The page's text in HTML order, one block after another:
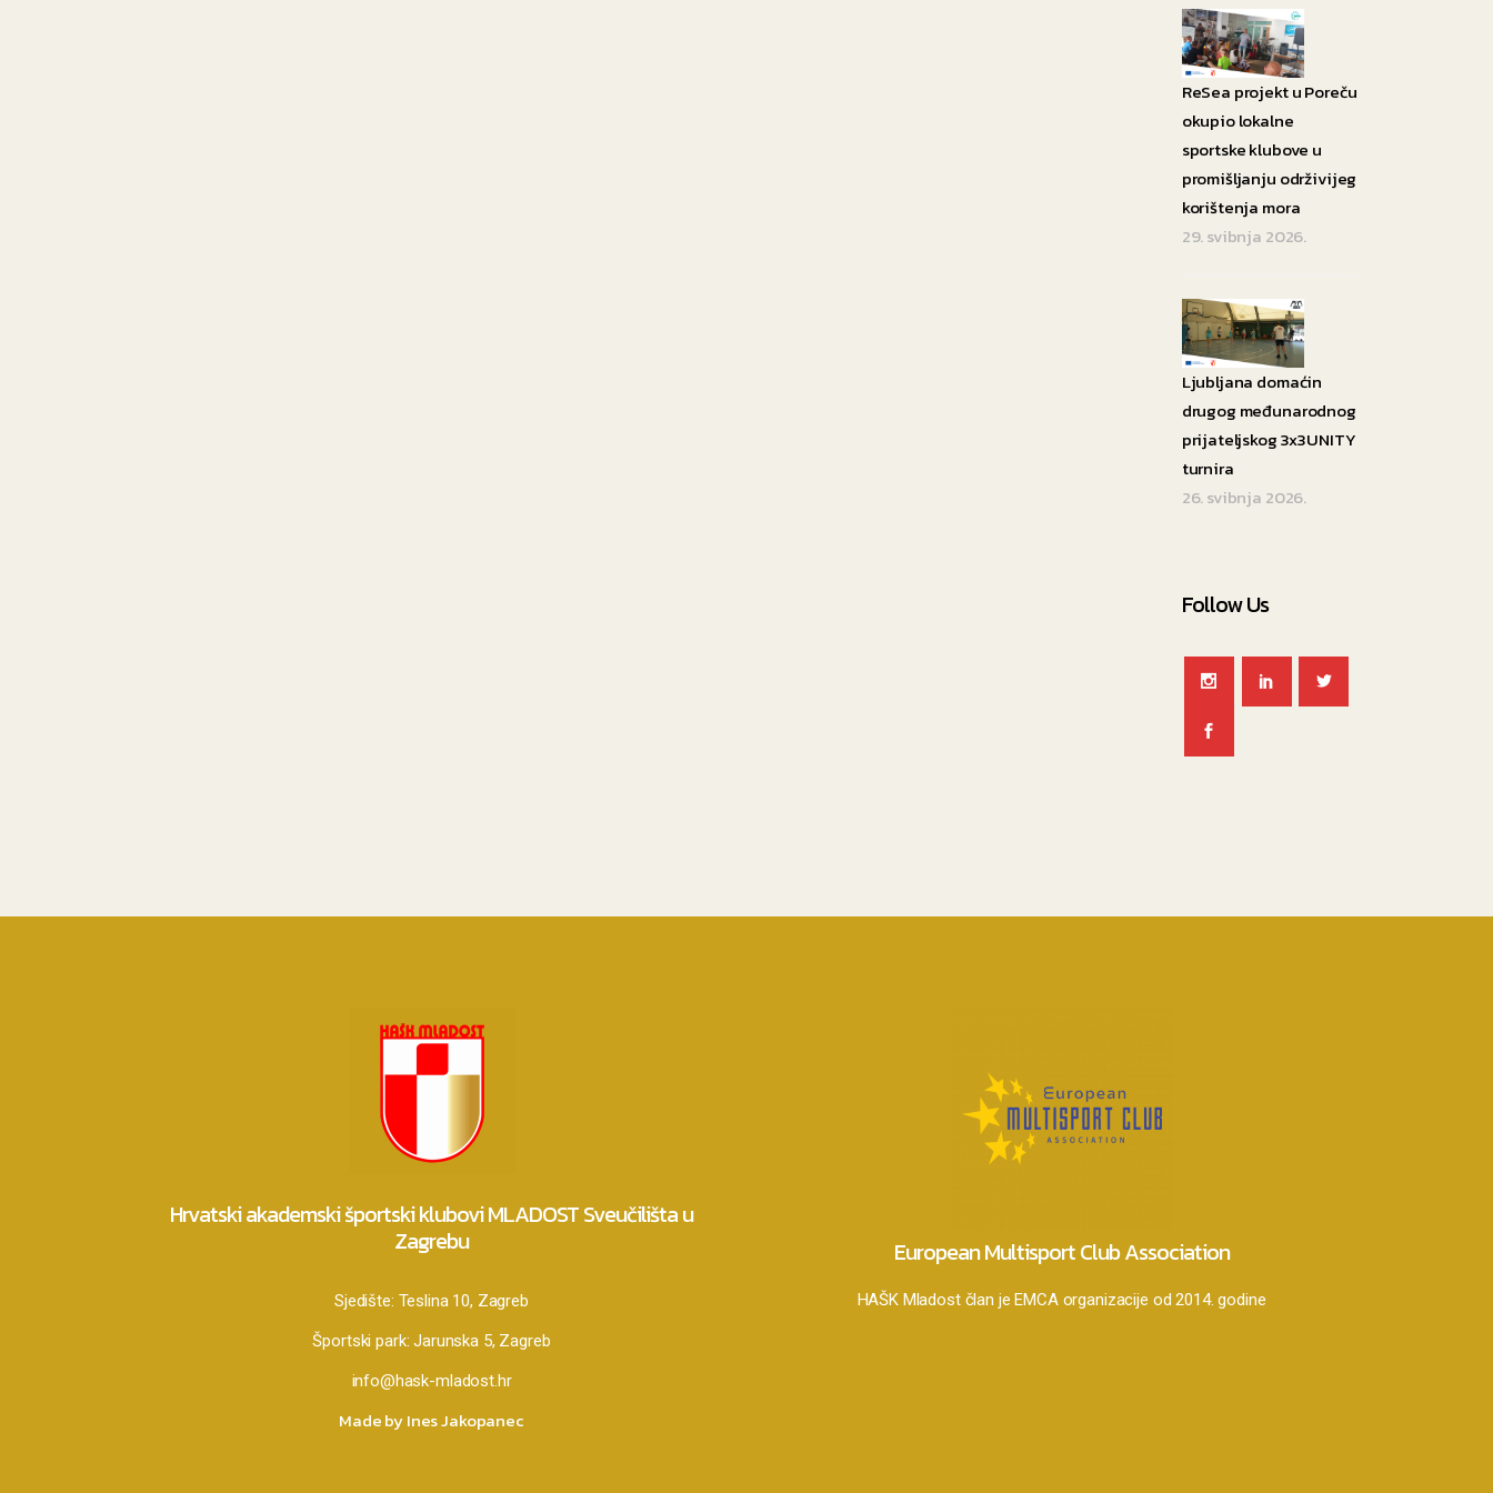
ReSea projekt u Poreču
okupio lokalne
sportske klubove u
promišljanju održivijeg
korištenja mora
29. svibnja 2026.
Ljubljana domaćin
drugog međunarodnog
prijateljskog 3x3UNITY
turnira
26. svibnja 2026.
Follow Us
Hrvatski akademski športski klubovi MLADOST Sveučilišta u
Zagrebu
Sjedište: Teslina 10, Zagreb
Športski park:Jarunska 5, Zagreb
info@hask-mladost.hr
Made by Ines Jakopanec
European Multisport Club Association
HAŠK Mladost član je EMCA organizacije od 2014. godine